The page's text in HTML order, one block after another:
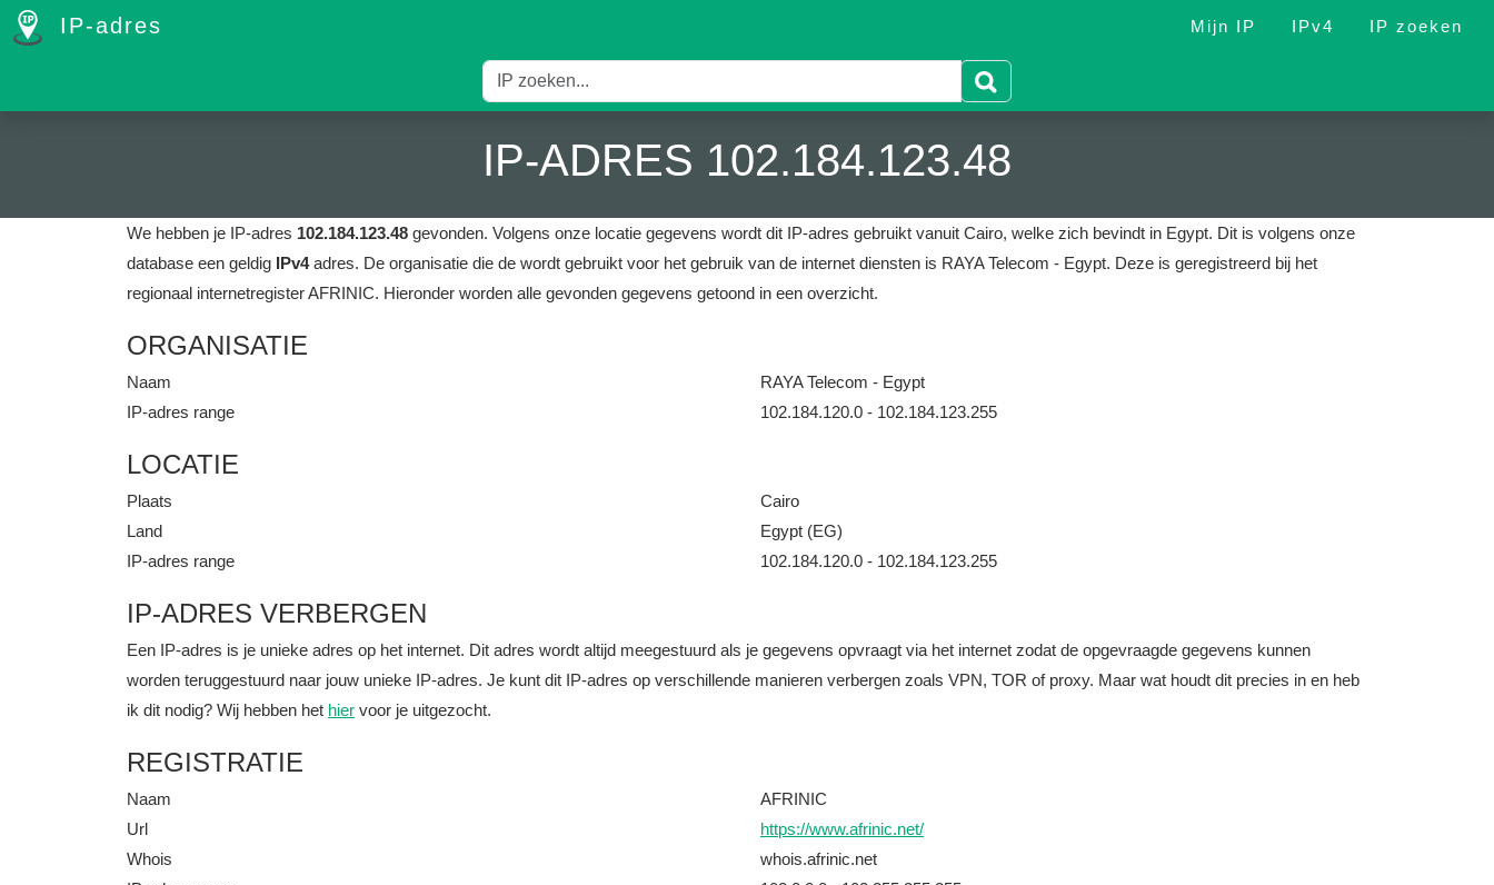
IP-adres Mijn IP IPv4 IP zoeken
IP-ADRES 102.184.123.48
We hebben je IP-adres 102.184.123.48 gevonden. Volgens onze locatie gegevens wordt dit IP-adres gebruikt vanuit Cairo, welke zich bevindt in Egypt. Dit is volgens onze
database een geldig IPv4adres. De organisatie die de wordt gebruikt voor het gebruik van de internet diensten is RAYA Telecom - Egypt. Deze is geregistreerd bij het
regionaal internetregister AFRINIC. Hieronder worden alle gevonden gegevens getoond in een overzicht.
ORGANISATIE
Naam
RAYA Telecom - Egypt
IP-adres range
102.184.120.0 - 102.184.123.255
LOCATIE
Plaats
Cairo
Land
Egypt (EG)
IP-adres range
102.184.120.0 - 102.184.123.255
IP-ADRES VERBERGEN
Een IP-adres is je unieke adres op het internet. Dit adres wordt altijd meegestuurd als je gegevens opvraagt via het internet zodat de opgevraagde gegevens kunnen
worden teruggestuurd naar jouw unieke IP-adres. Je kunt dit IP-adres op verschillende manieren verbergen zoals VPN, TOR of proxy. Maar wat houdt dit precies in en heb
ik dit nodig? Wij hebben het hier voor je uitgezocht.
REGISTRATIE
Naam
AFRINIC
Url
https://www.afrinic.net/
Whois
whois.afrinic.net